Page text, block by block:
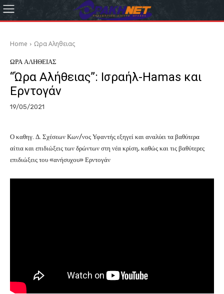
Home Ωρα Αληθειας
ΩΡΑ ΑΛΗΘΕΙΑΣ
“Ώρα Αλήθειας”: Ισραήλ-Hamas και
Ερντογάν
19/05/2021
Ο καθηγ. Δ. Σχέσεων Κων/νος Υφαντής εξηγεί και αναλύει τα βαθύτερα
αίτια και επιδιώξεις των δρώντων στη νέα κρίση, καθώς και τις βαθύτερες
επιδιώξεις του «ανήσυχου» Ερντογάν